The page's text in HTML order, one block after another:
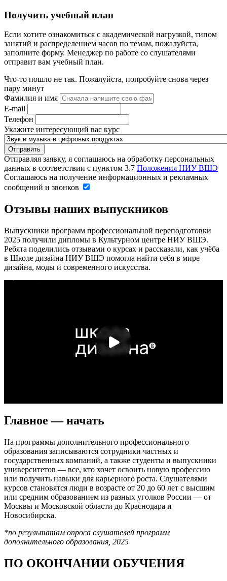
Получить учебный план
Если хотите ознакомиться с академической нагрузкой, типом
занятий и распределением часов по темам, пожалуйста,
заполните форму. Менеджер по работе со слушателями
отправит вам учебный план.
Что-то пошло не так. Пожалуйста, попробуйте снова через
пару минут
Фамилия и имя
E-mail
Телефон
Укажите интересующий вас курс
Отправляя заявку, я соглашаюсь на обработку персональных
данных в соответствии с пунктом 3.7 Положения НИУ ВШЭ
Соглашаюсь на получение информационных и рекламных
сообщений и звонков
Отзывы наших выпускников
Выпускники программ профессиональной переподготовки
2025 получили дипломы в Культурном центре НИУ ВШЭ.
Ребята поделились отзывами о курсах и рассказали, как учёба
в Школе дизайна НИУ ВШЭ помогла найти себя в мире
дизайна, моды и современного искусства.
Главное — начать
На программы дополнительного профессионального
образования записываются сотрудники частных и
государственных компаний, а также студенты и выпускники
университетов — все, кто хочет освоить новую профессию
или получить навыки для карьерного роста. Слушателями
курсов становятся люди в возрасте от 20 до 60 лет с высшим
или средним образованием из разных уголков России — от
Москвы и Московской области до Краснодара и
Новосибирска.
*по результатам опроса слушателей программ
дополнительного образования, 2025
ПО ОКОНЧАНИИ ОБУЧЕНИЯ